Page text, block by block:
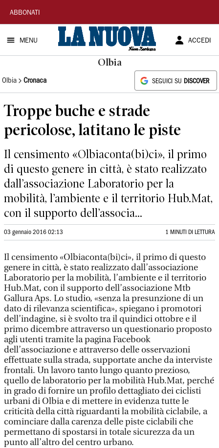
La
Nuova
Sardegna
ABBONATI
MENU ACCEDI
Olbia
Olbia Cronaca SEGUICI SU DISCOVER
Troppe buche e strade
pericolose, latitano le piste
Il censimento «Olbiaconta(bi)ci», il primo
di questo genere in città, è stato realizzato
dall’associazione Laboratorio per la
mobilità, l’ambiente e il territorio Hub.Mat,
con il supporto dell’associa...
03 gennaio 2016 02:13 1 MINUTI DI LETTURA
Il censimento «Olbiaconta(bi)ci», il primo di questo
genere in città, è stato realizzato dall’associazione
Laboratorio per la mobilità, l’ambiente e il territorio
Hub.Mat, con il supporto dell’associazione Mtb
Gallura Aps. Lo studio, «senza la presunzione di un
dato di rilevanza scientifica», spiegano i promotori
dell’indagine, si è svolto tra il quindici ottobre e il
primo dicembre attraverso un questionario proposto
agli utenti tramite la pagina Facebook
dell’associazione e attraverso delle osservazioni
effettuate sulla strada, supportate anche da interviste
frontali. Un lavoro tanto lungo quanto prezioso,
quello de laboratorio per la mobilità Hub.Mat, perché
in grado di fornire un profilo dettagliato dei ciclisti
urbani di Olbia e di mettere in evidenza tutte le
criticità della città riguardanti la mobilità ciclabile, a
cominciare dalla carenza delle piste ciclabili che
permettano di spostarsi in totale sicurezza da un
punto all’altro del centro urbano.